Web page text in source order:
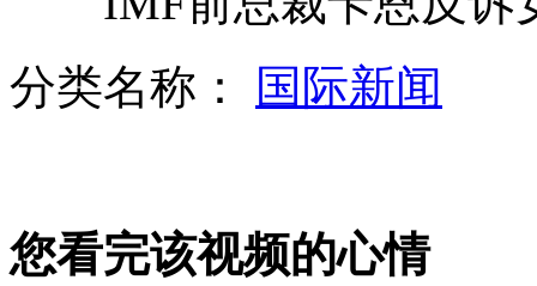
分类名称：
国际新闻
您看完该视频的心情